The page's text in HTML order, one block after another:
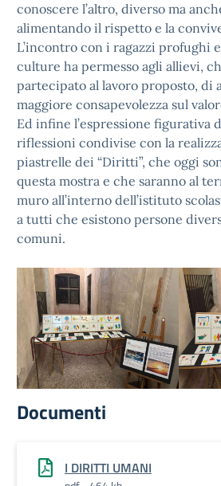
conoscere l’altro, diverso ma
alimentando il rispetto e la
L’incontro con i ragazzi profughi
culture ha permesso agli allievi,
partecipato al lavoro proposto, di
maggiore consapevolezza sul
Ed infine l’espressione figurativa
riflessioni condivise con la
piastrelle dei “Diritti”, che oggi
questa mostra e che saranno al
muro all’interno dell’istituto
a tutti che esistono persone
comuni.
Documenti
I DIRITTI UMANI